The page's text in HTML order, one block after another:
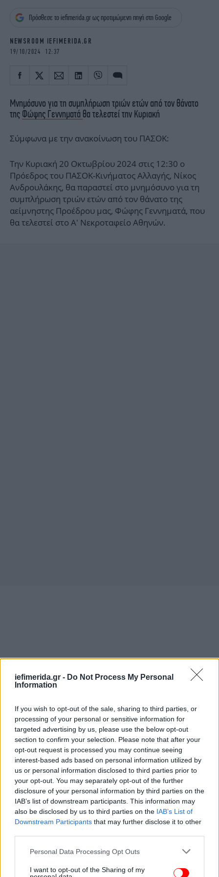
iefimerida.gr - Do Not Process My Personal
Information
If you wish to opt-out of the sale, sharing to third parties, or
processing of your personal or sensitive information for
targeted advertising by us, please use the below opt-out
section to confirm your selection. Please note that after your
opt-out request is processed you may continue seeing
interest-based ads based on personal information utilized by
us or personal information disclosed to third parties prior to
your opt-out. You may separately opt-out of the further
disclosure of your personal information by third parties on the
IAB’s list of downstream participants. This information may
also be disclosed by us to third parties on the IAB’s List of
Downstream Participants that may further disclose it to other
Please note that this website/app uses one or more Google
not limited to your visit or usage behaviour. You may click to
Personal Data Processing Opt Outs
I want to opt-out of the Sharing of my
OSCARS
THE OCEAN
Πρόσθεσε το iefimerida.gr ως προτιμώμενη πηγή στη Google
NEWSROOM IEFIMERIDA.GR
19/10/2024 12:37
Μνημόσυνο για τη συμπλήρωση τριών ετών από τον θάνατο
της Φώφης Γεννηματά θα τελεστεί την Κυριακή
Σύμφωνα με την ανακοίνωση του ΠΑΣΟΚ:
Την Κυριακή 20 Οκτωβρίου 2024 στις 12:30 ο
Πρόεδρος του ΠΑΣΟΚ-Κινήματος Αλλαγής, Νίκος
Ανδρουλάκης, θα παραστεί στο μνημόσυνο για τη
συμπλήρωση τριών ετών από τον θάνατο της
αείμνηστης Προέδρου μας, Φώφης Γεννηματά, που
θα τελεστεί στο Α' Νεκροταφείο Αθηνών.
ΠΕΡΙΣΣΟΤΕΡΑ ΒΙΝΤΕΟ
Ακολουθήστε το στο Google News και μάθετε